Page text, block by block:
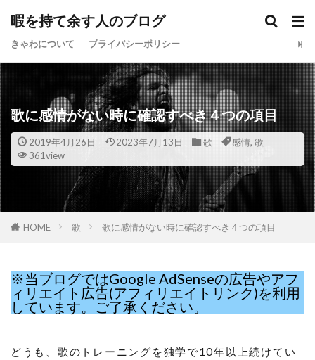
暇を持て余す人のブログ
きゃわについて プライバシーポリシー
歌に感情がない時に確認すべき４つの項目
2019年4月26日 2023年7月13日 歌 感情, 歌
361view
HOME 歌 歌に感情がない時に確認すべき４つの項目
※当ブログではGoogle AdSenseの広告やアフ
ィリエイト広告(アフィリエイトリンク)を利用
しています。ご了承ください。
どうも、歌のトレーニングを独学で10年以上続けてい